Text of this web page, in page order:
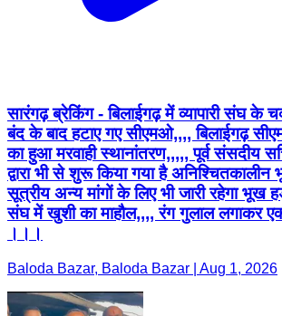
सारंगढ़ ब्रेकिंग - बिलाईगढ़ में व्यापारी संघ के
बंद के बाद हटाए गए सीएमओ,,,, बिलाईगढ़
का हुआ मरवाही स्थानांतरण,,,,, पूर्व संसदीय
द्वारा भी से शुरू किया गया है
सूत्रीय अन्य मांगों के लिए भी जारी रहेगा भूख
संघ में खुशी का माहौल,,,, रंग गुलाल लगाकर
।।।
Baloda Bazar, Baloda Bazar | Aug 1, 2026